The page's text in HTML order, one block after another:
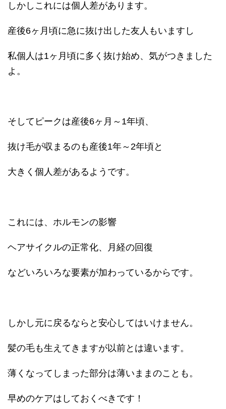
しかしこれには個人差があります。
産後6ヶ月頃に急に抜け出した友人もいますし
私個人は1ヶ月頃に多く抜け始め、気がつきました
よ。
そしてピークは産後6ヶ月～1年頃、
抜け毛が収まるのも産後1年～2年頃と
大きく個人差があるようです。
これには、ホルモンの影響
ヘアサイクルの正常化、月経の回復
などいろいろな要素が加わっているからです。
しかし元に戻るならと安心してはいけません。
髪の毛も生えてきますが以前とは違います。
薄くなってしまった部分は薄いままのことも。
早めのケアはしておくべきです！